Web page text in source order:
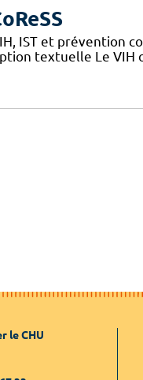
IST et prévention
textuelle Le VIH
le CHU